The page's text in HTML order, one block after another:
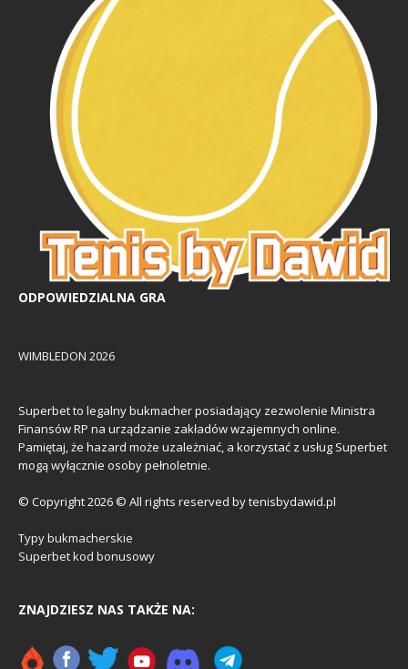
ODPOWIEDZIALNA GRA
WIMBLEDON 2026
Superbet to legalny bukmacher posiadający zezwolenie Ministra
Finansów RP na urządzanie zakładów wzajemnych online.
Pamiętaj, że hazard może uzależniać, a korzystać z usług Superbet
mogą wyłącznie osoby pełnoletnie.
© Copyright 2026 © All rights reserved by tenisbydawid.pl
Typy bukmacherskie
Superbet kod bonusowy
ZNAJDZIESZ NAS TAKŻE NA: